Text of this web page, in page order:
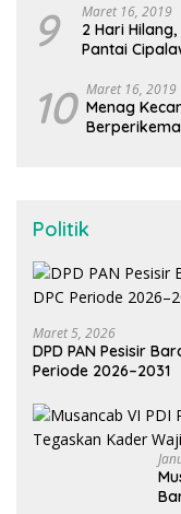
9 Maret 16, 2019
2 Hari
Pantai
10 Maret 16, 2019
Menag
Politik
Maret 5, 2026
DPD PAN Pesisir
Periode 2026–2031